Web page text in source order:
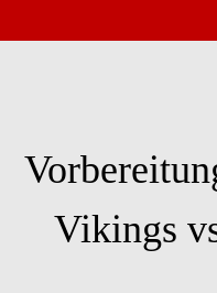
to
Vikings